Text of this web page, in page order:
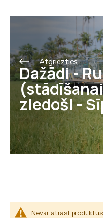
Atgriezties
Dažādi -
ziedoši -
Nevar atrast